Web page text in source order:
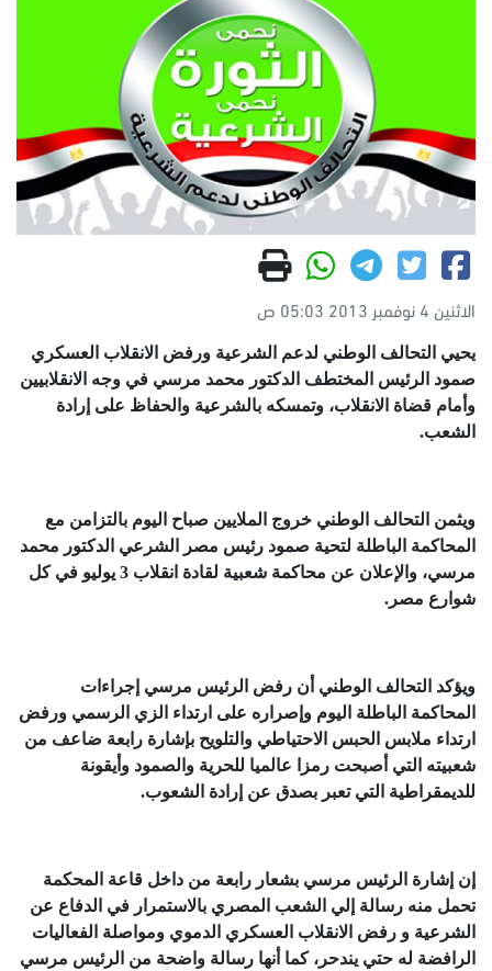
الاثنين 4 نوفمبر 2013 05:03 ص
يحيي التحالف الوطني لدعم الشرعية ورفض الانقلاب العسكري
صمود الرئيس المختطف الدكتور محمد مرسي في وجه الانقلابيين
وأمام قضاة الانقلاب، وتمسكه بالشرعية والحفاظ على إرادة
الشعب.
ويثمن التحالف الوطني خروج الملايين صباح اليوم بالتزامن مع
المحاكمة الباطلة لتحية صمود رئيس مصر الشرعي الدكتور محمد
مرسي، والإعلان عن محاكمة شعبية لقادة انقلاب 3 يوليو في كل
شوارع مصر.
ويؤكد التحالف الوطني أن رفض الرئيس مرسي إجراءات
المحاكمة الباطلة اليوم وإصراره على ارتداء الزي الرسمي ورفض
ارتداء ملابس الحبس الاحتياطي والتلويح بإشارة رابعة ضاعف من
شعبيته التي أصبحت رمزا عالميا للحرية والصمود وأيقونة
للديمقراطية التي تعبر بصدق عن إرادة الشعوب.
إن إشارة الرئيس مرسي بشعار رابعة من داخل قاعة المحكمة
تحمل منه رسالة إلي الشعب المصري بالاستمرار في الدفاع عن
الشرعية و رفض الانقلاب العسكري الدموي ومواصلة الفعاليات
الرافضة له حتي يندحر، كما أنها رسالة واضحة من الرئيس مرسي